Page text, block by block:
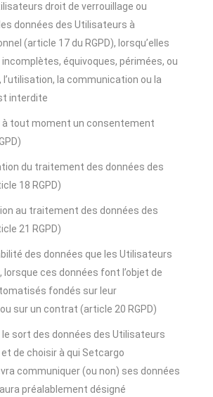
droit de verrouillage ou
données des Utilisateurs à
(article 17 du RGPD), lorsqu’elles
équivoques, périmées, ou
la communication ou la
interdite
à tout moment un consentement
du traitement des données des
18 RGPD)
au traitement des données des
21 RGPD)
des données que les Utilisateurs
ces données font l’objet de
fondés sur leur
sur un contrat (article 20 RGPD)
le sort des données des Utilisateurs
de choisir à qui Setcargo
communiquer (ou non) ses données
préalablement désigné